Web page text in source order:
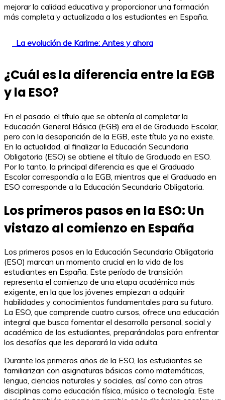
mejorar la calidad educativa y proporcionar una formación
más completa y actualizada a los estudiantes en España.
La evolución de Karime: Antes y ahora
¿Cuál es la diferencia entre la EGB
y la ESO?
En el pasado, el título que se obtenía al completar la
Educación General Básica (EGB) era el de Graduado Escolar,
pero con la desaparición de la EGB, este título ya no existe.
En la actualidad, al finalizar la Educación Secundaria
Obligatoria (ESO) se obtiene el título de Graduado en ESO.
Por lo tanto, la principal diferencia es que el Graduado
Escolar correspondía a la EGB, mientras que el Graduado en
ESO corresponde a la Educación Secundaria Obligatoria.
Los primeros pasos en la ESO: Un
vistazo al comienzo en España
Los primeros pasos en la Educación Secundaria Obligatoria
(ESO) marcan un momento crucial en la vida de los
estudiantes en España. Este período de transición
representa el comienzo de una etapa académica más
exigente, en la que los jóvenes empiezan a adquirir
habilidades y conocimientos fundamentales para su futuro.
La ESO, que comprende cuatro cursos, ofrece una educación
integral que busca fomentar el desarrollo personal, social y
académico de los estudiantes, preparándolos para enfrentar
los desafíos que les deparará la vida adulta.
Durante los primeros años de la ESO, los estudiantes se
familiarizan con asignaturas básicas como matemáticas,
lengua, ciencias naturales y sociales, así como con otras
disciplinas como educación física, música o tecnología. Este